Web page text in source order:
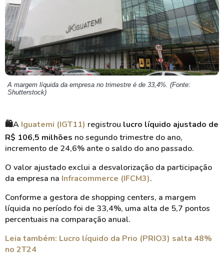
A margem líquida da empresa no trimestre é de 33,4%. (Fonte:
Shutterstock)
🛍️A Iguatemi (IGT11) registrou lucro líquido ajustado de
R$ 106,5 milhões no segundo trimestre do ano,
incremento de 24,6% ante o saldo do ano passado.
O valor ajustado exclui a desvalorização da participação
da empresa na Infracommerce (IFCM3).
Conforme a gestora de shopping centers, a margem
líquida no período foi de 33,4%, uma alta de 5,7 pontos
percentuais na comparação anual.
Leia também: Lucro líquido da Prio (PRIO3) salta 48%
no 2T24